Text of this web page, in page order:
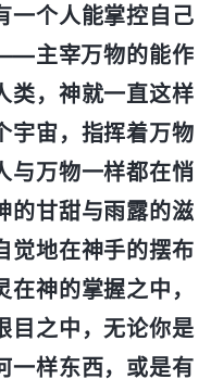
一个人能掌控自己
主宰万物的能作
类，神就一直这样
宇宙，指挥着万物
与万物一样都在悄
的甘甜与雨露的滋
觉地在神手的摆布
神的掌握之中，
目之中，无论你是
一样东西，或是有